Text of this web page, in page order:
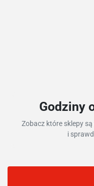
Godziny
Zobacz które sklepy
i